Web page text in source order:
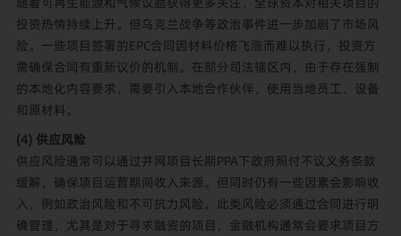
投资热情持续上升。但乌克兰战争等政治事件进一步加剧了市场风
险。一些项目签署的EPC合同因材料价格飞涨而难以执行，投资方
需确保合同有重新议价的机制。在部分司法辖区内，由于存在强制
的本地化内容要求，需要引入本地合作伙伴，使用当地员工、设备
和原材料。
(4) 供应风险
供应风险通常可以通过并网项目长期PPA下政府照付不议义务条款
缓解，确保项目运营期间收入来源。但同时仍有一些因素会影响收
入，例如政治风险和不可抗力风险。此类风险必须通过合同进行明
确管理，尤其是对于寻求融资的项目，金融机构通常会要求项目方